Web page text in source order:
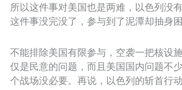
所以这件事对美国也是两难，以色列没
这件事没完没了，参与到了泥潭却抽身困
不能排除美国有限参与，空袭一把核设
仅是民意的问题，而且美国国内问题不
个战场没必要。再说，以色列的斩首行